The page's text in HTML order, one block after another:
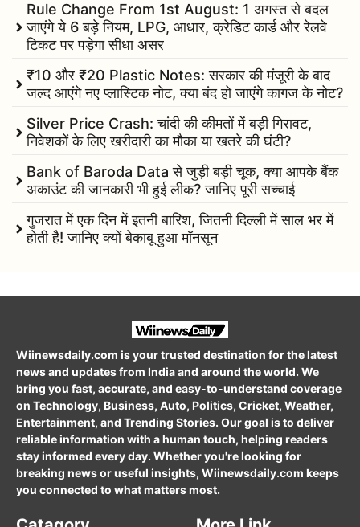
Rule Change From 1st August: 1 अगस्त से बदल
जाएंगे ये 6 बड़े नियम, LPG, आधार, क्रेडिट कार्ड और रेलवे
टिकट पर पड़ेगा सीधा असर
₹10 और ₹20 Plastic Notes: सरकार की मंजूरी के बाद
जल्द आएंगे नए प्लास्टिक नोट, क्या बंद हो जाएंगे कागज के नोट?
Silver Price Crash: चांदी की कीमतों में बड़ी गिरावट,
निवेशकों के लिए खरीदारी का मौका या खतरे की घंटी?
Bank of Baroda Data से जुड़ी बड़ी चूक, क्या आपके बैंक
अकाउंट की जानकारी भी हुई लीक? जानिए पूरी सच्चाई
गुजरात में एक दिन में इतनी बारिश, जितनी दिल्ली में साल भर में
होती है! जानिए क्यों बेकाबू हुआ मॉनसून
Wiinewsdaily.com is your trusted destination for the latest
news and updates from India and around the world. We
bring you fast, accurate, and easy-to-understand coverage
on Technology, Business, Auto, Politics, Cricket, Weather,
Entertainment, and Trending Stories. Our goal is to deliver
reliable information with a human touch, helping readers
stay informed every day. Whether you're looking for
breaking news or useful insights, Wiinewsdaily.com keeps
you connected to what matters most.